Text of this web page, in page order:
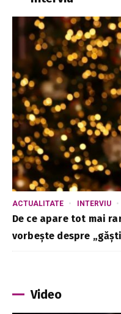
ACTUALITATE INTERVIU
De ce apare tot mai
vorbește despre
Video